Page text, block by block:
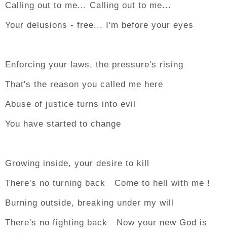
Calling out to me... Calling out to me...
Your delusions - free... I'm before your eyes
Enforcing your laws, the pressure's rising
That's the reason you called me here
Abuse of justice turns into evil
You have started to change
Growing inside, your desire to kill
There's no turning back Come to hell with me！
Burning outside, breaking under my will
There's no fighting back Now your new God is